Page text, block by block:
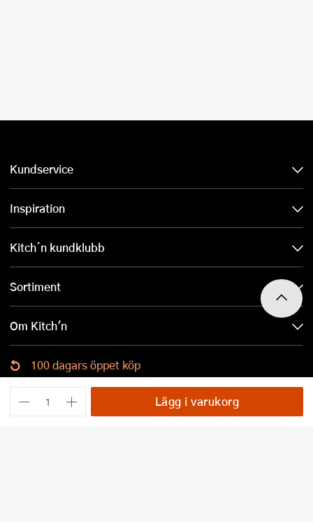
Lägg i varukorg
Kundservice
Inspiration
Kitch´n kundklubb
Sortiment
Om Kitch'n
100 dagars öppet köp
Ladda ned Kitch´n-appen